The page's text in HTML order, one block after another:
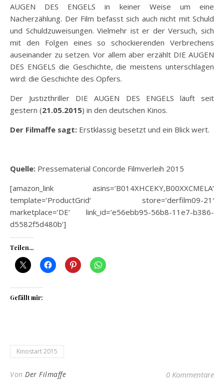
AUGEN DES ENGELS in keiner Weise um eine
Nacherzählung. Der Film befasst sich auch nicht mit Schuld
und Schuldzuweisungen. Vielmehr ist er der Versuch, sich
mit den Folgen eines so schockierenden Verbrechens
auseinander zu setzen. Vor allem aber erzählt DIE AUGEN
DES ENGELS die Geschichte, die meistens unterschlagen
wird: die Geschichte des Opfers.
Der Justizthriller DIE AUGEN DES ENGELS läuft seit
gestern (21.05.2015) in den deutschen Kinos.
Der Filmaffe sagt: Erstklassig besetzt und ein Blick wert.
Quelle: Pressematerial Concorde Filmverleih 2015
[amazon_link asins=’B014XHCEKY,B00XXCMELA‘
template=’ProductGrid‘ store=’derfilm09-21′
marketplace=’DE‘ link_id=’e56ebb95-56b8-11e7-b386-
d5582f5d480b‘]
Teilen...
Gefällt mir:
Kinostart 2015
Von Der Filmaffe 0 Kommentare